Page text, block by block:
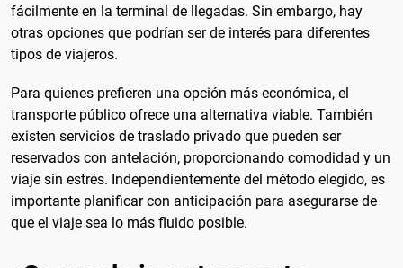
fácilmente en la terminal de llegadas. Sin embargo, hay
otras opciones que podrían ser de interés para diferentes
tipos de viajeros.
Para quienes prefieren una opción más económica, el
transporte público ofrece una alternativa viable. También
existen servicios de traslado privado que pueden ser
reservados con antelación, proporcionando comodidad y un
viaje sin estrés. Independientemente del método elegido, es
importante planificar con anticipación para asegurarse de
que el viaje sea lo más fluido posible.